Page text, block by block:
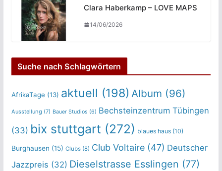
Clara Haberkamp – LOVE MAPS
14/06/2026
Suche nach Schlagwörtern
AfrikaTage (13) aktuell (198) Album (96)
Ausstellung (7) Bauer Studios (6) Bechsteinzentrum Tübingen
(33) bix stuttgart (272) blaues haus(10)
Burghausen (15) Clubs(8) Club Voltaire(47) Deutscher
Jazzpreis (32) Dieselstrasse Esslingen (77)